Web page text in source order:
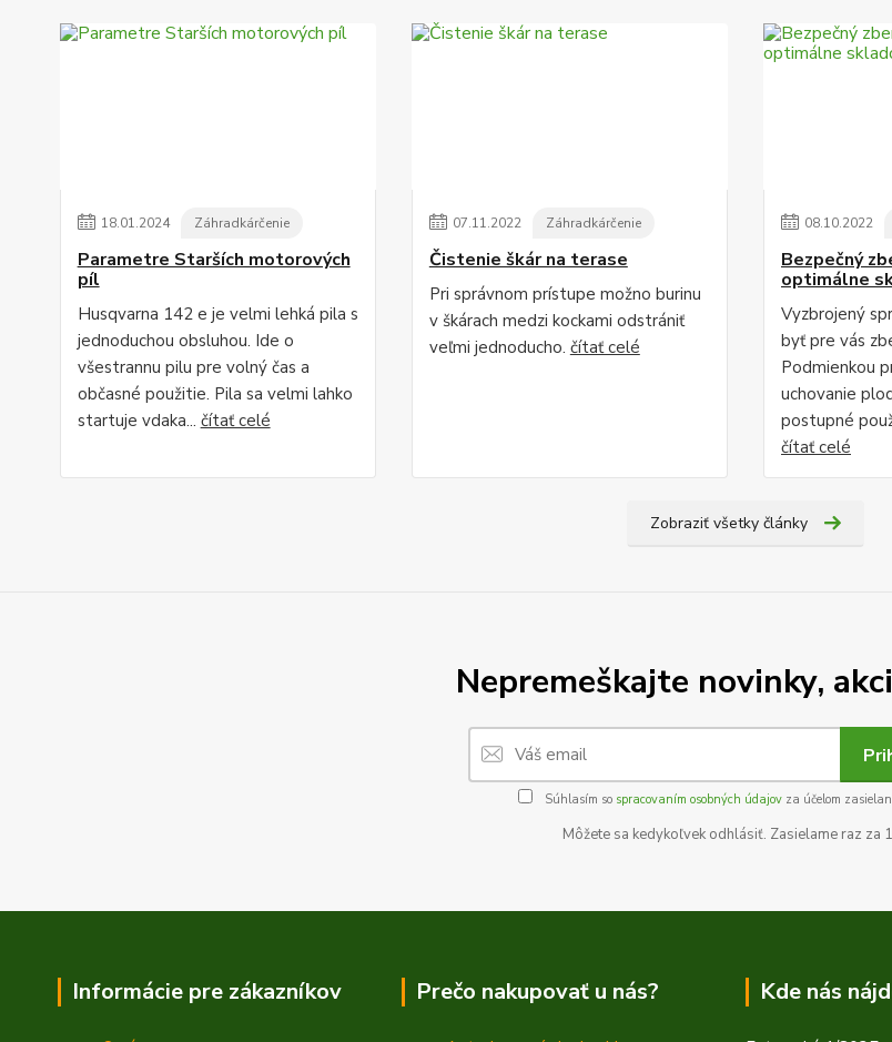
18.01.2024 Záhradkárčenie
Parametre Starších motorových
píl
Husqvarna 142 e je velmi lehká pila s
jednoduchou obsluhou. Ide o
všestrannu pilu pre volný čas a
občasné použitie. Pila sa velmi lahko
startuje vdaka... čítať celé
07.11.2022 Záhradkárčenie
Čistenie škár na terase
Pri správnom prístupe možno burinu
v škárach medzi kockami odstrániť
veľmi jednoducho. čítať celé
08.10.2022
Bezpečný
optimálne
Vyzbrojený
byť pre vás
Podmienkou
uchovanie
postupné
čítať celé
Zobraziť všetky články
Nepremeškajte novinky,
Súhlasím so spracovaním osobných údajovza účelom
Môžete sa kedykoľvek odhlásiť. Zasielame raz za
Informácie pre zákazníkov Prečo nakupovať u nás? Kde nás